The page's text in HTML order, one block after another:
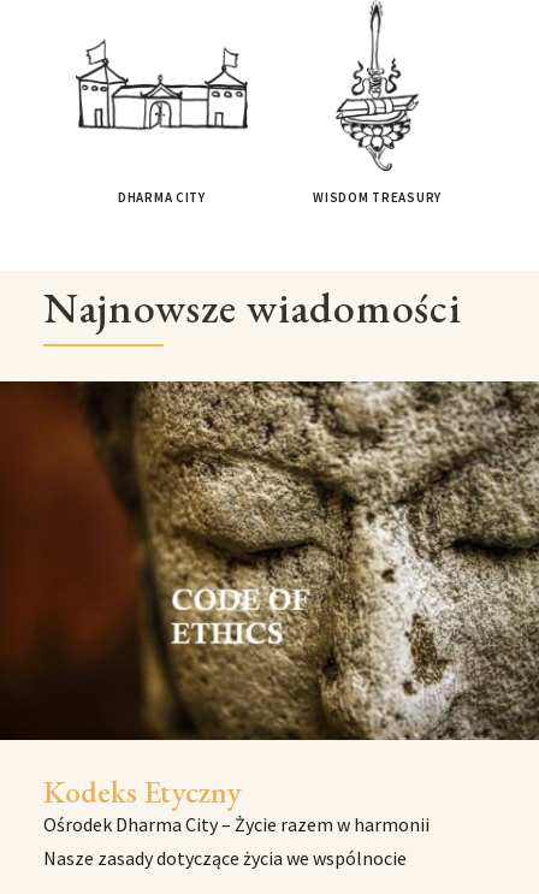
DHARMA CITY WISDOM TREASURY
Najnowsze wiadomości
Kodeks Etyczny
Ośrodek Dharma City – Życie razem w harmonii
Nasze zasady dotyczące życia we wspólnocie